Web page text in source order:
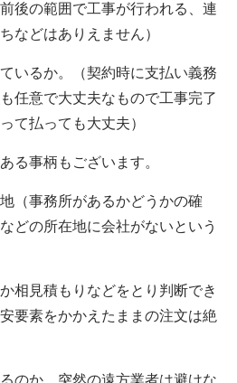
後の範囲で工事が行われる、連
などはありえません）
るか。（契約時に支払い義務
任意で大丈夫なもので工事完了
て払っても大丈夫）
る事柄もございます。
（事務所があるかどうかの確
どの所在地に会社がないという
相見積もりなどをとり判断でき
要素をかかえたままの注文は絶
のか、突然の遠方業者は避けな